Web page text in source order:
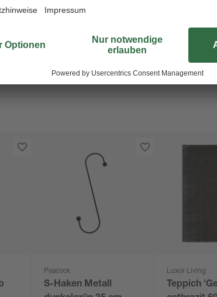
Das robuste
verhindert ein
Randbereich kann
wodurch ein
Peacock
S-Haken Metall
Luxor Living
Teppich